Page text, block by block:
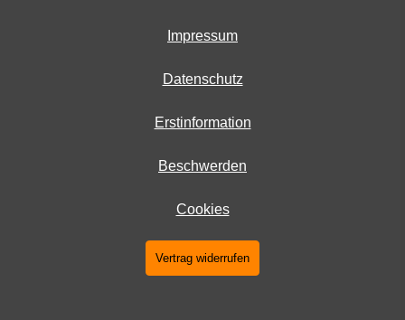
Impressum
Datenschutz
Erstinformation
Beschwerden
Cookies
Vertrag widerrufen